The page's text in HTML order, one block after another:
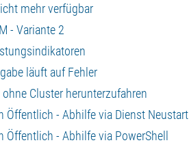
mehr verfügbar
- Variante 2
läuft auf Fehler
Cluster herunterzufahren
Öffentlich - Abhilfe via Dienst Neustart
- Abhilfe via PowerShell